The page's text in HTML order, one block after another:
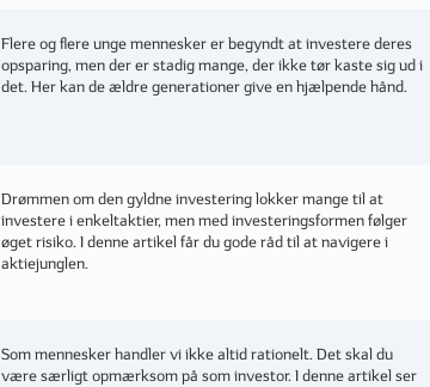
Flere og flere unge mennesker er begyndt at investere deres
opsparing, men der er stadig mange, der ikke tør kaste sig ud i
det. Her kan de ældre generationer give en hjælpende hånd.
Drømmen om den gyldne investering lokker mange til at
investere i enkeltaktier, men med investeringsformen følger
øget risiko. I denne artikel får du gode råd til at navigere i
aktiejunglen.
Som mennesker handler vi ikke altid rationelt. Det skal du
være særligt opmærksom på som investor. I denne artikel ser